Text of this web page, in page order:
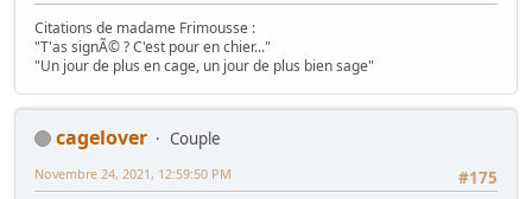
Citations de madame Frimousse :
"T'as signÃ© ? C'est pour en chier..."
"Un jour de plus en cage, un jour de plus bien sage"
cagelover
Couple
#175
Novembre 24, 2021, 12:59:50 PM